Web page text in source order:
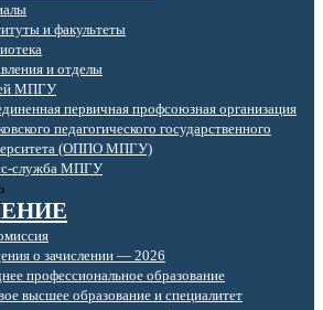
и факультеты
и отделы
МПГУ
первичная профсоюзная организация
педагогического государственного
(ОППО МПГУ)
служба МПГУ
о зачислении — 2026
профессиональное образование
высшее образование и специалитет